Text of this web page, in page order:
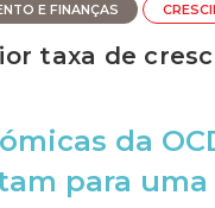
E FINANÇAS
taxa de
da
para